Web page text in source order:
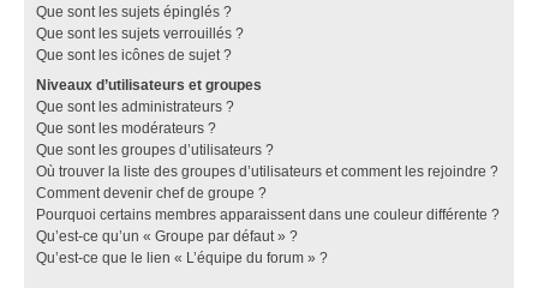
Que sont les sujets épinglés ?
Que sont les sujets verrouillés ?
Que sont les icônes de sujet ?
Niveaux d’utilisateurs et groupes
Que sont les administrateurs ?
Que sont les modérateurs ?
Que sont les groupes d’utilisateurs ?
Où trouver la liste des groupes d’utilisateurs et comment les rejoindre ?
Comment devenir chef de groupe ?
Pourquoi certains membres apparaissent dans une couleur différente ?
Qu’est-ce qu’un « Groupe par défaut » ?
Qu’est-ce que le lien « L’équipe du forum » ?